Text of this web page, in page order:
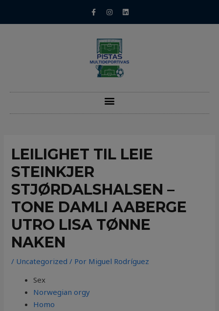
LEILIGHET TIL LEIE
STEINKJER
STJØRDALSHALSEN –
TONE DAMLI AABERGE
UTRO LISA TØNNE
NAKEN
/ Uncategorized / Por Miguel Rodríguez
Sex
Norwegian orgy
Homo